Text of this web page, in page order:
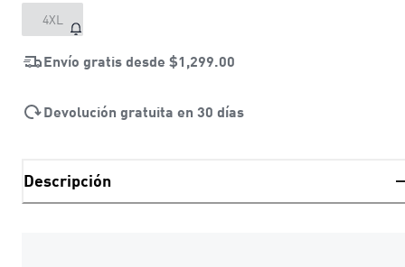
4XL
Envío gratis desde $1,299.00
Devolución gratuita en 30 días
Descripción